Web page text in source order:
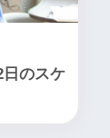
のスケ